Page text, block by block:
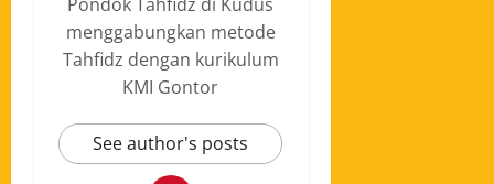
menggabungkan metode
Tahfidz dengan kurikulum
KMI Gontor
See author's posts